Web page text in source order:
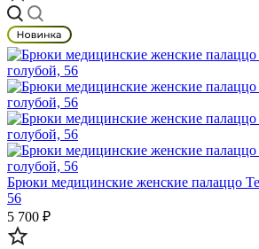
Брюки медицинские женские палаццо
56
5 700 ₽